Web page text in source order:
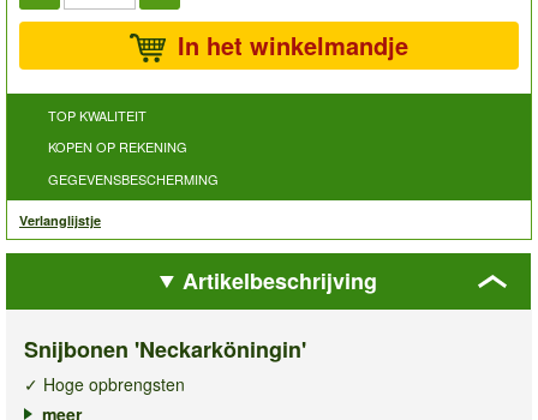
In het winkelmandje
TOP KWALITEIT
KOPEN OP REKENING
GEGEVENSBESCHERMING
Verlanglijstje
Artikelbeschrijving
Snijbonen 'Neckarköningin'
✓ Hoge opbrengsten
✓ Robuust & ziekteresistent
meer